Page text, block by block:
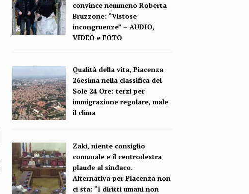
convince nemmeno Roberta
Bruzzone: “Vistose
incongruenze” – AUDIO,
VIDEO e FOTO
Qualità della vita, Piacenza
26esima nella classifica del
Sole 24 Ore: terzi per
immigrazione regolare, male
il clima
Zaki, niente consiglio
comunale e il centrodestra
plaude al sindaco.
Alternativa per Piacenza non
ci sta: “I diritti umani non